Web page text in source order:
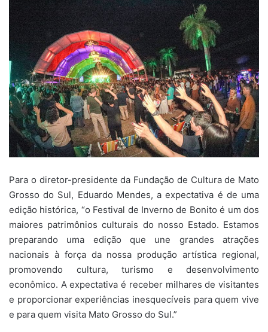
Para o diretor-presidente da Fundação de Cultura de Mato
Grosso do Sul, Eduardo Mendes, a expectativa é de uma
edição histórica, “o Festival de Inverno de Bonito é um dos
maiores patrimônios culturais do nosso Estado. Estamos
preparando uma edição que une grandes atrações
nacionais à força da nossa produção artística regional,
promovendo cultura, turismo e desenvolvimento
econômico. A expectativa é receber milhares de visitantes
e proporcionar experiências inesquecíveis para quem vive
e para quem visita Mato Grosso do Sul.”